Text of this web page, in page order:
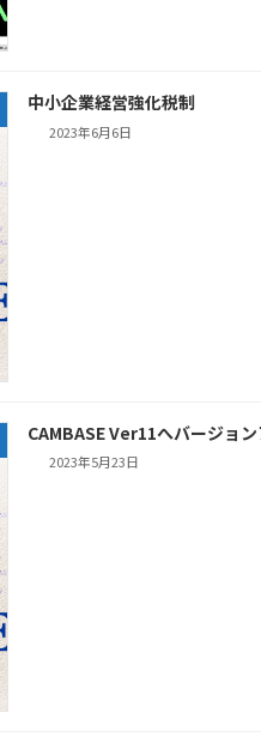
中小企業経営強化税制
2023年6月6日
CAMBASE Ver11へバージョ
2023年5月23日